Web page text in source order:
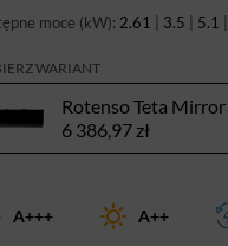
moce (kW): 2.61 | 3.5 | 5.1 |
WARIANT
Rotenso Teta Mirror
6 386,97 zł
A+++ A++